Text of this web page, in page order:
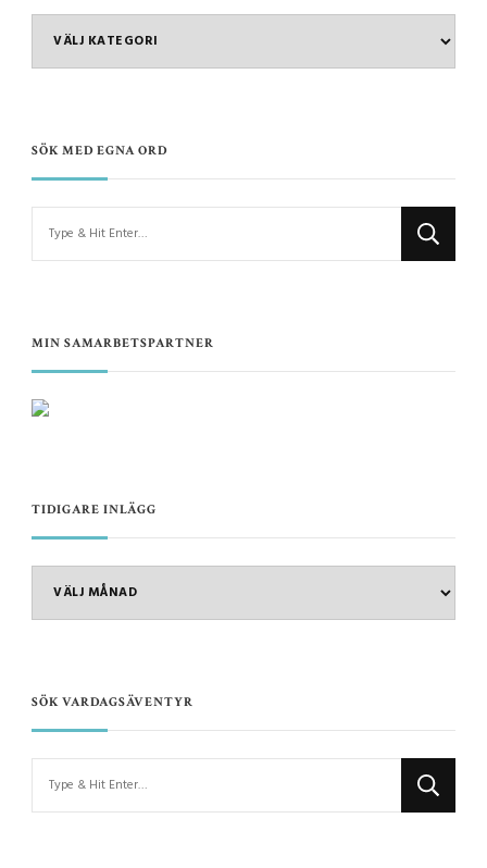
OM?
SÖK MED EGNA ORD
MIN SAMARBETSPARTNER
TIDIGARE INLÄGG
SÖK VARDAGSÄVENTYR